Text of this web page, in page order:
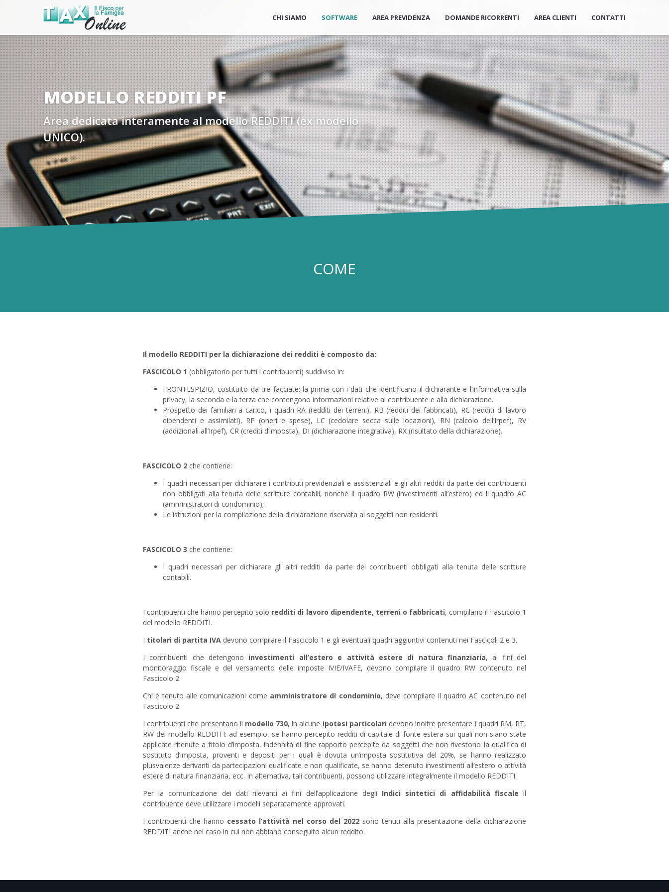
CHI SIAMO SOFTWARE AREA PREVIDENZA DOMANDE RICORRENTI AREA CLIENTI CONTATTI
MODELLO REDDITI PF
Area dedicata interamente al modello REDDITI (ex modello
UNICO).
COME
Il modello REDDITI per la dichiarazione dei redditi è composto da:
FASCICOLO 1 (obbligatorio per tutti i contribuenti) suddiviso in:
FRONTESPIZIO, costituito da tre facciate: la prima con i dati che identificano il dichiarante e l’informativa sulla
privacy, la seconda e la terza che contengono informazioni relative al contribuente e alla dichiarazione.
Prospetto dei familiari a carico, i quadri RA (redditi dei terreni), RB (redditi dei fabbricati), RC (redditi di lavoro
dipendenti e assimilati), RP (oneri e spese), LC (cedolare secca sulle locazioni), RN (calcolo dell’Irpef), RV
(addizionali all’Irpef), CR (crediti d’imposta), DI (dichiarazione integrativa), RX (risultato della dichiarazione).
FASCICOLO 2 che contiene:
I quadri necessari per dichiarare i contributi previdenziali e assistenziali e gli altri redditi da parte dei contribuenti
non obbligati alla tenuta delle scritture contabili, nonché il quadro RW (investimenti all’estero) ed il quadro AC
(amministratori di condominio);
Le istruzioni per la compilazione della dichiarazione riservata ai soggetti non residenti.
FASCICOLO 3 che contiene:
I quadri necessari per dichiarare gli altri redditi da parte dei contribuenti obbligati alla tenuta delle scritture
contabili.
I contribuenti che hanno percepito solo redditi di lavoro dipendente, terreni o fabbricati, compilano il Fascicolo 1
del modello REDDITI.
I titolari di partita IVA devono compilare il Fascicolo 1 e gli eventuali quadri aggiuntivi contenuti nei Fascicoli 2 e 3.
I contribuenti che detengono investimenti all’estero e attività estere di natura finanziaria, ai fini del
monitoraggio fiscale e del versamento delle imposte IVIE/IVAFE, devono compilare il quadro RW contenuto nel
Fascicolo 2.
Chi è tenuto alle comunicazioni come amministratore di condominio, deve compilare il quadro AC contenuto nel
Fascicolo 2.
I contribuenti che presentano il modello 730, in alcune ipotesi particolari devono inoltre presentare i quadri RM, RT,
RW del modello REDDITI: ad esempio, se hanno percepito redditi di capitale di fonte estera sui quali non siano state
applicate ritenute a titolo d’imposta, indennità di fine rapporto percepite da soggetti che non rivestono la qualifica di
sostituto d’imposta, proventi e depositi per i quali è dovuta un’imposta sostitutiva del 20%, se hanno realizzato
plusvalenze derivanti da partecipazioni qualificate e non qualificate, se hanno detenuto investimenti all’estero o attività
estere di natura finanziaria, ecc. In alternativa, tali contribuenti, possono utilizzare integralmente il modello REDDITI.
Per la comunicazione dei dati rilevanti ai fini dell’applicazione degli Indici sintetici di affidabilità fiscale il
contribuente deve utilizzare i modelli separatamente approvati.
I contribuenti che hanno cessato l’attività nel corso del 2022 sono tenuti alla presentazione della dichiarazione
REDDITI anche nel caso in cui non abbiano conseguito alcun reddito.